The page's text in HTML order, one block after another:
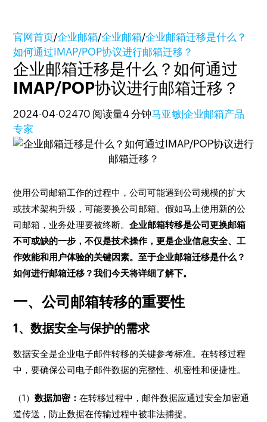
官网首页/企业邮箱/企业邮箱/企业邮箱迁移是什么？
如何通过IMAP/POP协议进行邮箱迁移？
企业邮箱迁移是什么？如何通过
IMAP/POP协议进行邮箱迁移？
2024-04-02470 阅读量4 分钟马亚敏|企业邮箱产品
专家
使用公司邮箱工作的过程中，公司可能遇到公司规模的扩大
或技术架构升级，可能要换公司邮箱。假如马上使用新的公
司邮箱，业务处理要被终断。企业邮箱转移是公司更换邮箱
不可或缺的一步，不仅是技术操作，更是企业信息安全、工
作效能和用户体验的关键因素。至于企业邮箱迁移是什么？
如何进行邮箱迁移？我们今天将详细了解下。
一、公司邮箱转移的重要性
1、数据安全与保护的需求
数据安全是企业电子邮件转移的关键参考标准。在转移过程
中，要确保公司电子邮件数据的完整性、机密性和便捷性。
（1）数据加密：在转移过程中，邮件数据应通过安全加密通
道传送，防止数据在传输过程中被非法捕捉。